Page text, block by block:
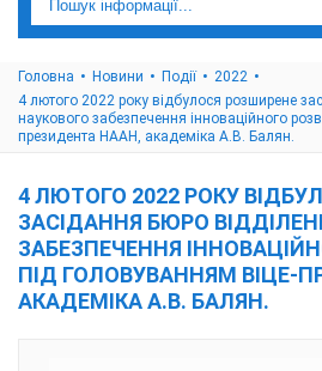
Головна Новини Події
2022
4 лютого 2022 року відбулося розширене
наукового забезпечення інноваційного
президента НААН, академіка А.В. Балян.
4 ЛЮТОГО 2022 РОКУ
ЗАСІДАННЯ БЮРО
ЗАБЕЗПЕЧЕННЯ
ПІД ГОЛОВУВАННЯМ ВІЦЕ-
АКАДЕМІКА А.В. БАЛЯН.